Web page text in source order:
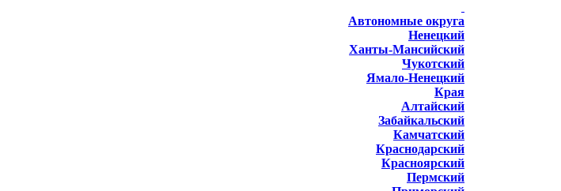
Автономные округа
Ненецкий
Ханты-Мансийский
Чукотский
Ямало-Ненецкий
Края
Алтайский
Забайкальский
Камчатский
Краснодарский
Красноярский
Пермский